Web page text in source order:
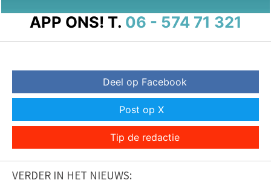
APP ONS! T. 06 - 574 71 321
Deel op Facebook
Post op X
Tip de redactie
VERDER IN HET NIEUWS: